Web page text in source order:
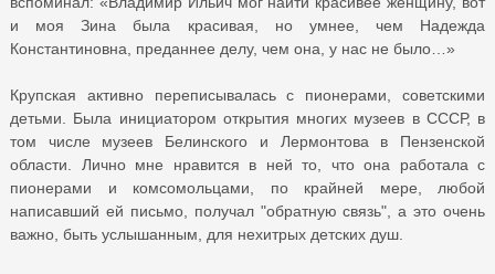
и моя Зина была красивая, но умнее, чем Надежда
Константиновна, преданнее делу, чем она, у нас не было…»
Крупская активно переписывалась с пионерами, советскими
детьми. Была инициатором открытия многих музеев в СССР, в
том числе музеев Белинского и Лермонтова в Пензенской
области. Лично мне нравится в ней то, что она работала с
пионерами и комсомольцами, по крайней мере, любой
написавший ей письмо, получал "обратную связь", а это очень
важно, быть услышанным, для нехитрых детских душ.